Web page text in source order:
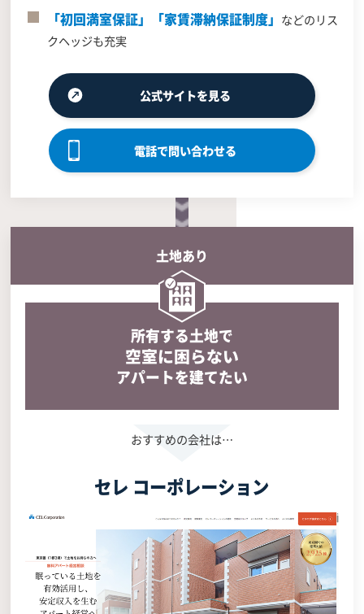
「初回満室保証」「家賃滞納保証制度」 などのリス
クヘッジも充実
公式サイトを見る
電話で問い合わせる
土地あり
所有する土地で
空室に困らない
アパートを建てたい
セレ コーポレーション